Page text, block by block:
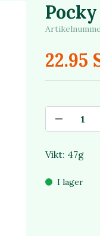
22.95
Vikt: 47g
I lager